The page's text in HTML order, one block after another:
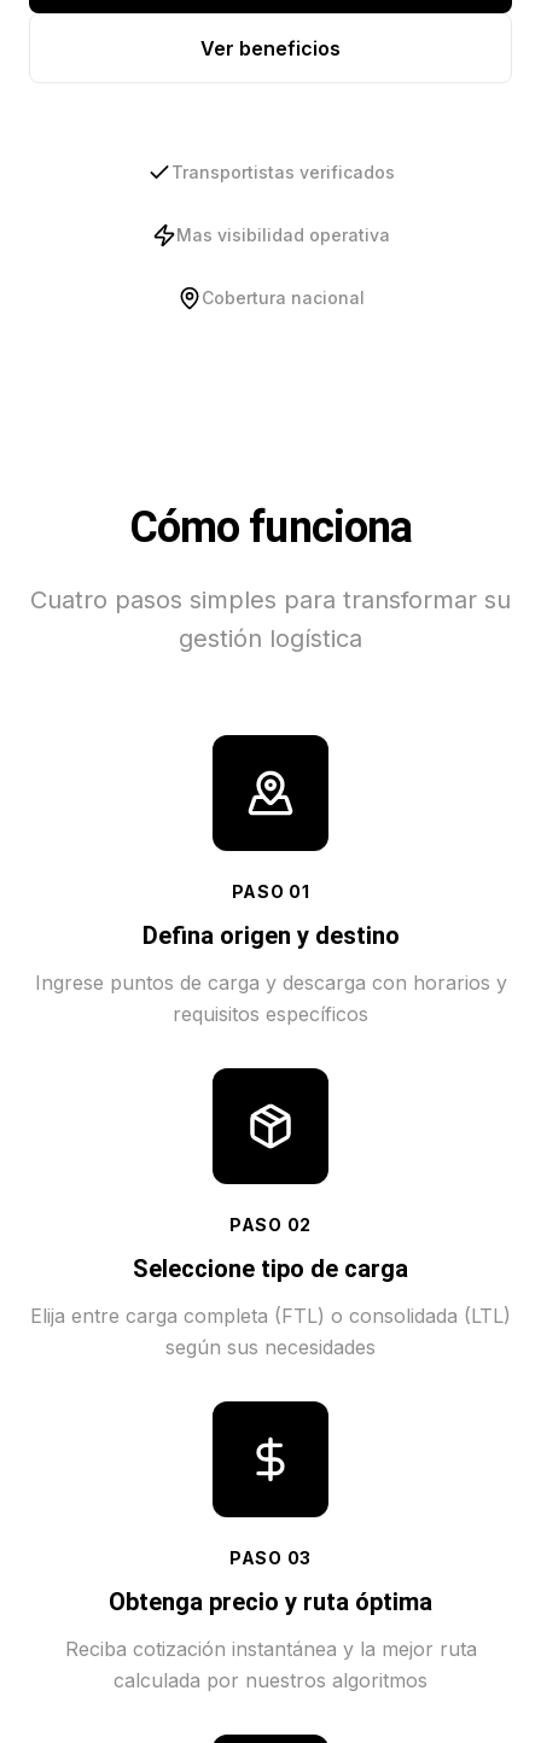
Ver beneficios
Transportistas verificados
Mas visibilidad operativa
Cobertura nacional
Cómo funciona
Cuatro pasos simples para transformar su
gestión logística
PASO 01
Defina origen y destino
Ingrese puntos de carga y descarga con horarios y
requisitos específicos
PASO 02
Seleccione tipo de carga
Elija entre carga completa (FTL) o consolidada (LTL)
según sus necesidades
PASO 03
Obtenga precio y ruta óptima
Reciba cotización instantánea y la mejor ruta
calculada por nuestros algoritmos